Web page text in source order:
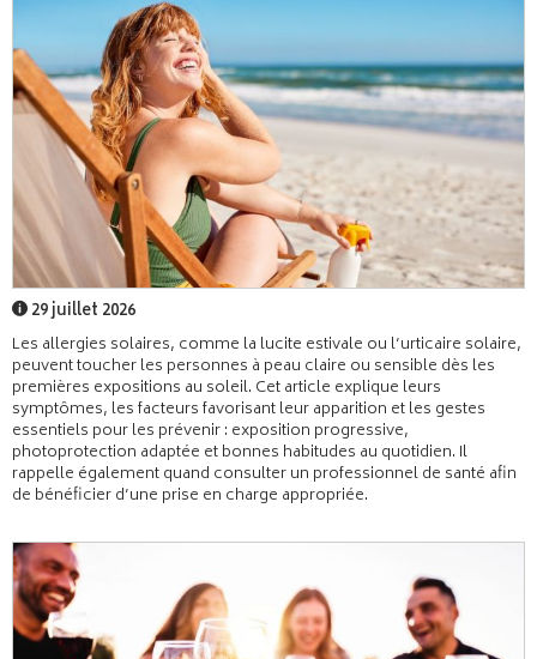
29 juillet 2026
Les allergies solaires, comme la lucite estivale ou l’urticaire solaire,
peuvent toucher les personnes à peau claire ou sensible dès les
premières expositions au soleil. Cet article explique leurs
symptômes, les facteurs favorisant leur apparition et les gestes
essentiels pour les prévenir : exposition progressive,
photoprotection adaptée et bonnes habitudes au quotidien. Il
rappelle également quand consulter un professionnel de santé afin
de bénéficier d’une prise en charge appropriée.